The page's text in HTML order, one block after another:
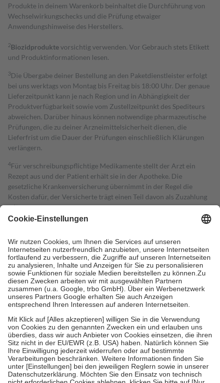
Produkte in deinem Warenkorb beinhaltet die Durchführung von
Wechselwirkungschecks und die Prüfung etwaiger
Anwendungshinweise des Herstellers.
2Biozidproduktevorsichtig verwenden. Vor Gebrauch stets Etikett
und Produktinformationen lesen.
3Die Übergabe deiner Bestellung an den Paketdienstleister erfolgt
bei uns werktags von Montag bis Freitag bis 18:00 Uhr. Der genaue
Lieferzeitpunkt kann je nach Region und in Abhängigkeit der
Produktverfügbarkeit sowie vom Zustellzeitpunkt des Spediteurs
abweichen. Darüber hinaus können notwendige pharmazeutische
Prüfungen, die zu deiner Arzneimittelsicherheit dienen, die
Lieferfrist um die Dauer der Prüfungen einschließlich Klärungen
verlängern.
4Für verschreibungspflichtige Medikamente stellt der Arzt ein
Rezept aus und der Patient erhält sie in der Apotheke. Die
gesetzliche Krankenversicherung übernimmt in der Regel die
Kosten dafür, der Versicherte trägt einen Teil davon als Zuzahlung
mit.
Grundsätzlich leisten Mitglieder Zuzahlungen in Höhe von zehn
höchstens zehn Euro.
Es sind jedoch nie mehr als die tatsächlichen
Kosten der Leistung zu entrichten.
Diese Regeln gelten grundsätzlich auch für Online-Apotheken.
Bei Heilmitteln und häuslicher Krankenpflege beträgt die
Zuzahlung zehn Prozent der Kosten sowie zehn Euro je
Verordnung.
Um das Engagement der Versicherten für ihre eigene Gesundheit zu
stärken und die besondere Stellung der Familie zu unterstützen,
fallenkeine Zuzahlungenan bei:
• Kindern und Jugendlichen bis zum vollendeten 18. Lebensjahr
mit Ausnahme der Fahrkosten
• Untersuchungen zur Vorsorge und Früherkennung, die von der
GKV getragen werden
• empfohlenen Schutzimpfungen